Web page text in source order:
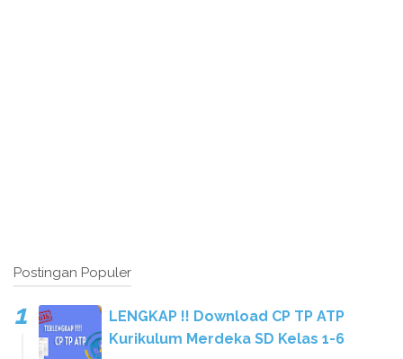
Postingan Populer
LENGKAP !! Download CP TP ATP
Kurikulum Merdeka SD Kelas 1-6